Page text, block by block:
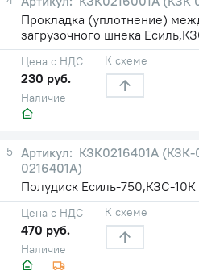
Прокладка (уплотнение)
загрузочного шнека
Наличие
Цена с НДС
230 руб.
К схеме
5
КЗК0216401А
0216401А)
Полудиск Есиль-750,КЗС-
Наличие
Цена с НДС
470 руб.
К схеме